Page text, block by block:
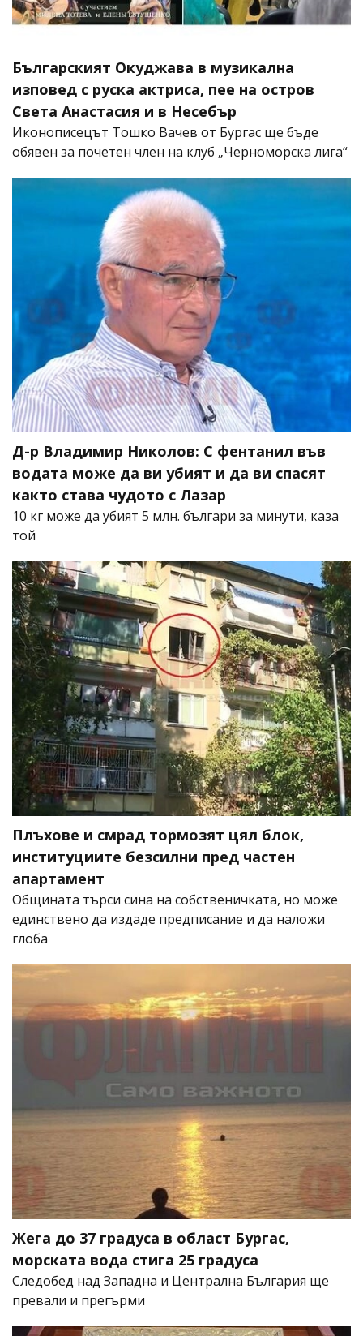
Българският Окуджава в музикална
изповед с руска актриса, пее на остров
Света Анастасия и в Несебър
Иконописецът Тошко Вачев от Бургас ще бъде
обявен за почетен член на клуб „Черноморска лига“
Д-р Владимир Николов: С фентанил във
водата може да ви убият и да ви спасят
както става чудото с Лазар
10 кг може да убият 5 млн. българи за минути, каза
той
Плъхове и смрад тормозят цял блок,
институциите безсилни пред частен
апартамент
Общината търси сина на собственичката, но може
единствено да издаде предписание и да наложи
глоба
Жега до 37 градуса в област Бургас,
морската вода стига 25 градуса
Следобед над Западна и Централна България ще
превали и прегърми